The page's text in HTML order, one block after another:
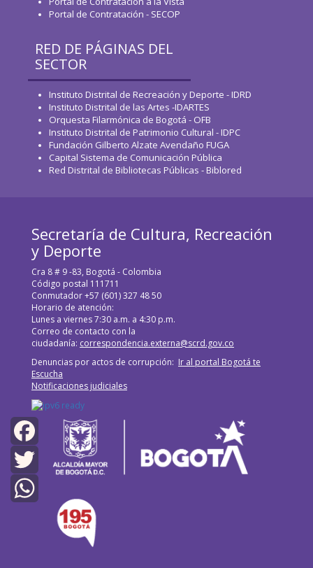
Facebook
Twitter
Portal de Contratación - SECOP
RED DE PÁGINAS DEL
SECTOR
Instituto Distrital de Recreación y Deporte - IDRD
Instituto Distrital de las Artes -IDARTES
Orquesta Filarmónica de Bogotá - OFB
Instituto Distrital de Patrimonio Cultural - IDPC
Fundación Gilberto Alzate Avendaño FUGA
Capital Sistema de Comunicación Pública
Red Distrital de Bibliotecas Públicas - Biblored
Secretaría de Cultura, Recreación
y Deporte
Cra 8 # 9 -83, Bogotá - Colombia
Código postal 111711
Conmutador +57 (601) 327 48 50
Horario de atención:
Lunes a viernes 7:30 a.m. a 4:30 p.m.
Correo de contacto con la
ciudadanía: correspondencia.externa@scrd.gov.co
Denuncias por actos de corrupción: Ir al portal Bogotá te
Escucha
Notificaciones judiciales